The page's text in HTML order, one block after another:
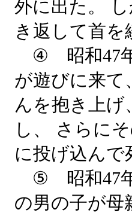
外に出た。
き返して首
④ 昭和47年
が遊びに来て
んを抱き上
し、 さらに
に投げ込んで
⑤ 昭和47年
の男の子が母